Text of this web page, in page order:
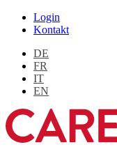
Login
Kontakt
DE
FR
IT
EN